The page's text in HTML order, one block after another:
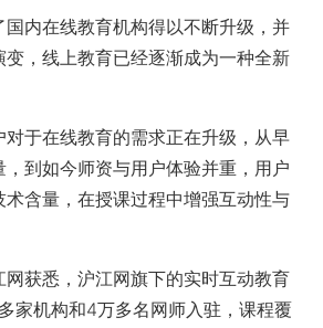
内在线教育机构得以不断升级，并
，线上教育已经逐渐成为一种全新
于在线教育的需求正在升级，从早
到如今师资与用户体验并重，用户
含量，在授课过程中增强互动性与
获悉，沪江网旗下的实时互动教育
家机构和4万多名网师入驻，课程覆